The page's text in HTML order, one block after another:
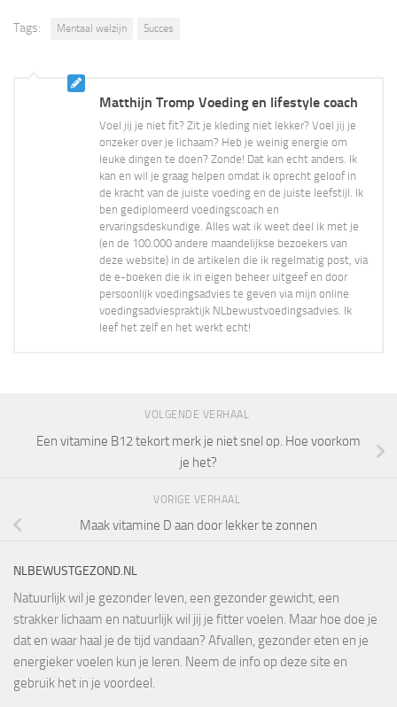
Tags: Mentaal welzijn Succes
Matthijn Tromp Voeding en lifestyle coach
Voel jij je niet fit? Zit je kleding niet lekker? Voel jij je
onzeker over je lichaam? Heb je weinig energie om
leuke dingen te doen? Zonde! Dat kan echt anders. Ik
kan en wil je graag helpen omdat ik oprecht geloof in
de kracht van de juiste voeding en de juiste leefstijl. Ik
ben gediplomeerd voedingscoach en
ervaringsdeskundige. Alles wat ik weet deel ik met je
(en de 100.000 andere maandelijkse bezoekers van
deze website) in de artikelen die ik regelmatig post, via
de e-boeken die ik in eigen beheer uitgeef en door
persoonlijk voedingsadvies te geven via mijn online
voedingsadviespraktijk NLbewustvoedingsadvies. Ik
leef het zelf en het werkt echt!
VOLGENDE VERHAAL
Een vitamine B12 tekort merk je niet snel op. Hoe voorkom
je het?
VORIGE VERHAAL
Maak vitamine D aan door lekker te zonnen
NLBEWUSTGEZOND.NL
Natuurlijk wil je gezonder leven, een gezonder gewicht, een
strakker lichaam en natuurlijk wil jij je fitter voelen. Maar hoe doe je
dat en waar haal je de tijd vandaan? Afvallen, gezonder eten en je
energieker voelen kun je leren. Neem de info op deze site en
gebruik het in je voordeel.